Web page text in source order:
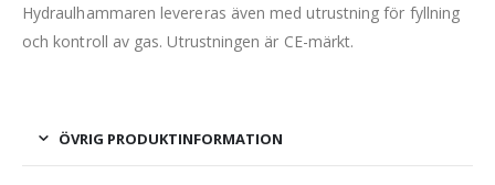
Hydraulhammaren levereras även med utrustning för fyllning
och kontroll av gas. Utrustningen är CE-märkt.
ÖVRIG PRODUKTINFORMATION